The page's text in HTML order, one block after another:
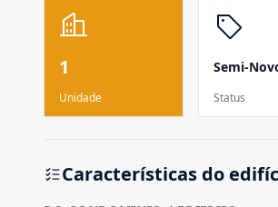
1
Unidade
Semi-
Status
Características do